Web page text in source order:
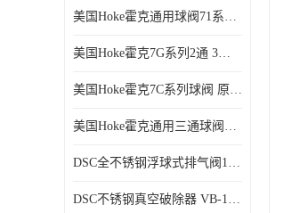
美国Hoke霍克通用球阀71系列球阀 部分库存 原厂拿货
美国Hoke霍克7G系列2通 3通球阀 部分库存 原厂拿货
美国Hoke霍克7C系列球阀 原厂拿货 部分库存
美国Hoke霍克通用三通球阀71和76系列球阀 部分库存 原厂拿货
DSC全不锈钢浮球式排气阀11AV系列
DSC不锈钢真空破除器 VB-1系列